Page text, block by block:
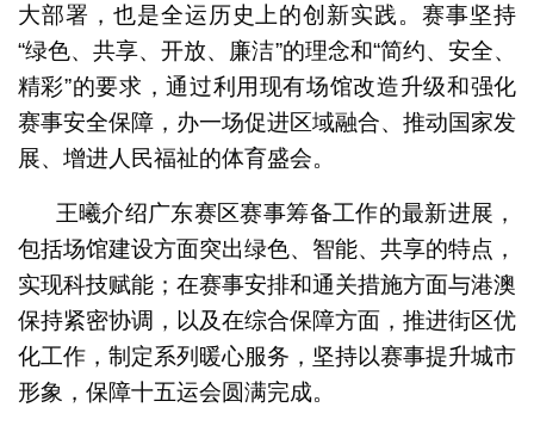
大部署，也是全运历史上的创新实践。赛事坚持
“绿色、共享、开放、廉洁”的理念和“简约、安全、
精彩”的要求，通过利用现有场馆改造升级和强化
赛事安全保障，办一场促进区域融合、推动国家发
展、增进人民福祉的体育盛会。
王曦介绍广东赛区赛事筹备工作的最新进展，
包括场馆建设方面突出绿色、智能、共享的特点，
实现科技赋能；在赛事安排和通关措施方面与港澳
保持紧密协调，以及在综合保障方面，推进街区优
化工作，制定系列暖心服务，坚持以赛事提升城市
形象，保障十五运会圆满完成。